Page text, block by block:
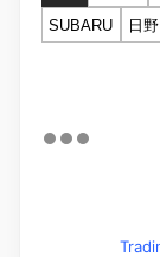
SUBARU
日野